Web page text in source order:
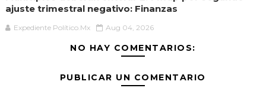
ajuste trimestral negativo: Finanzas
Expediente Político.Mx Aug 04, 2026
NO HAY COMENTARIOS:
PUBLICAR UN COMENTARIO